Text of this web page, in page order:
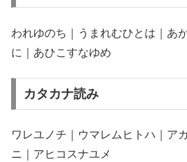
われゆのち｜うまれむひとは｜あ
に｜あひこすなゆめ
カタカナ読み
ワレユノチ｜ウマレムヒトハ｜ア
ニ｜アヒコスナユメ